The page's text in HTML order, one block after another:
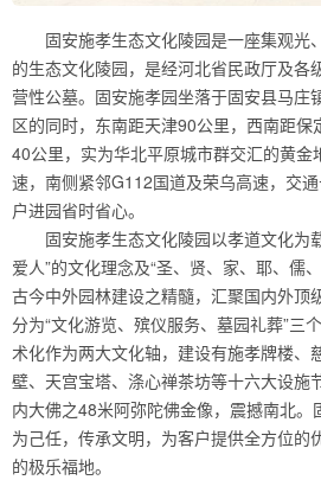
固安施孝生态文化陵园是一座集观光
的生态文化陵园，是经河北省民政厅及各
营性公墓。固安施孝园坐落于固安县马庄
区的同时，东南距天津90公里，西南距
40公里，实为华北平原城市群交汇的黄金
速，南侧紧邻G112国道及荣乌高速，交
户进园省时省心。
固安施孝生态文化陵园以孝道文化为
爱人”的文化理念及“圣、贤、家、耶、儒
古今中外园林建设之精髓，汇聚国内外顶
分为“文化游览、殡仪服务、墓园礼葬”三
术化作为两大文化轴，建设有施孝牌楼、
壁、天宫宝塔、涤心禅茶坊等十六大设施
内大佛之48米阿弥陀佛金像，震撼南北
为己任，传承文明，为客户提供全方位的
的极乐福地。